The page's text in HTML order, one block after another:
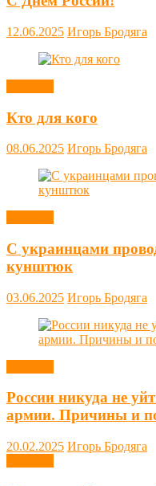
12.06.2025 Игорь Бродяга
Кто для кого
08.06.2025 Игорь Бродяга
С украинцами
кунштюк
03.06.2025 Игорь Бродяга
России никуда не
армии. Причины и
20.02.2025 Игорь Бродяга